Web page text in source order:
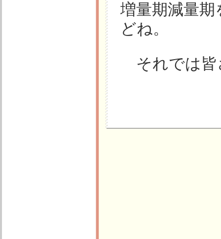
増量期減量
どね。
それでは皆